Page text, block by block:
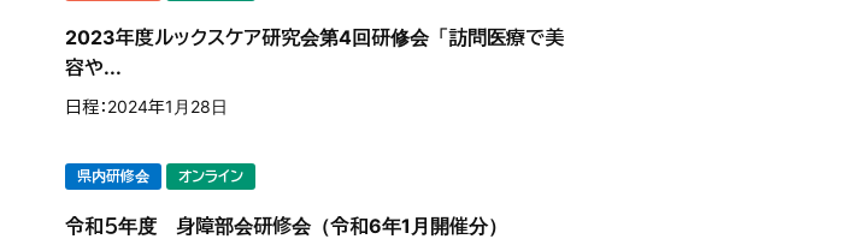
2023年度ルックスケア研究会第4回研修会「訪問医療で美
容や...
日程 2024年1月28日
令和５年度 身障部会研修会（令和6年1月開催分）
県内研修会 オンライン